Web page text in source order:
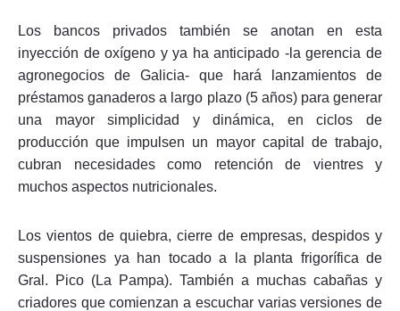
Los bancos privados también se anotan en esta
inyección de oxígeno y ya ha anticipado -la gerencia de
agronegocios de Galicia- que hará lanzamientos de
préstamos ganaderos a largo plazo (5 años) para generar
una mayor simplicidad y dinámica, en ciclos de
producción que impulsen un mayor capital de trabajo,
cubran necesidades como retención de vientres y
muchos aspectos nutricionales.
Los vientos de quiebra, cierre de empresas, despidos y
suspensiones ya han tocado a la planta frigorífica de
Gral. Pico (La Pampa). También a muchas cabañas y
criadores que comienzan a escuchar varias versiones de